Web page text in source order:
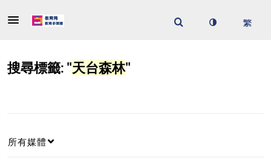
搜尋標籤: "天台森林"
所有媒體